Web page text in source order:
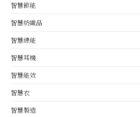
智慧節能
智慧紡織品
智慧綠能
智慧耳機
智慧能效
智慧衣
智慧製造